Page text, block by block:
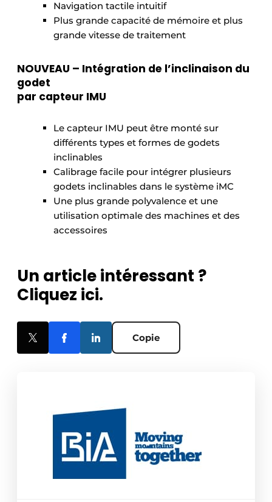
Navigation tactile intuitif
Plus grande capacité de mémoire et plus
grande vitesse de traitement
NOUVEAU – Intégration de l’inclinaison du
godet
par capteur IMU
Le capteur IMU peut être monté sur
différents types et formes de godets
inclinables
Calibrage facile pour intégrer plusieurs
godets inclinables dans le système iMC
Une plus grande polyvalence et une
utilisation optimale des machines et des
accessoires
Un article intéressant ?
Cliquez ici.
Copie